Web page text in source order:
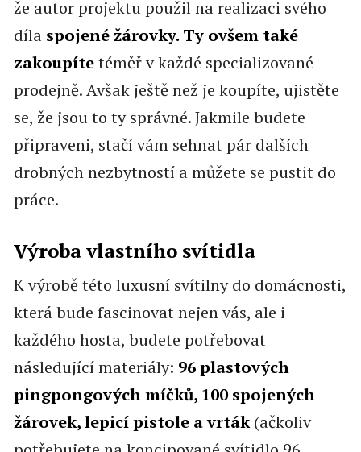
že autor projektu použil na realizaci svého
díla spojené žárovky. Ty ovšem také
zakoupítetéměř v každé specializované
prodejně. Avšak ještě než je koupíte, ujistěte
se, že jsou to ty správné. Jakmile budete
připraveni, stačí vám sehnat pár dalších
drobných nezbytností a můžete se pustit do
práce.
Výroba vlastního svítidla
K výrobě této luxusní svítilny do domácnosti,
která bude fascinovat nejen vás, ale i
každého hosta, budete potřebovat
následující materiály: 96 plastových
pingpongových míčků, 100 spojených
žárovek, lepicí pistole a vrták(ačkoliv